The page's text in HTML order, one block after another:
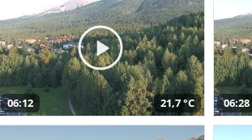
06:12 21,7 °C 06:28